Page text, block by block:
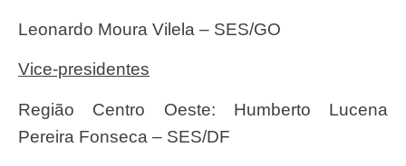
Leonardo Moura Vilela – SES/GO
Vice-presidentes
Região Centro Oeste: Humberto Lucena
Pereira Fonseca – SES/DF